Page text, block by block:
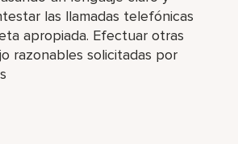
las llamadas telefónicas
apropiada. Efectuar otras
razonables solicitadas por